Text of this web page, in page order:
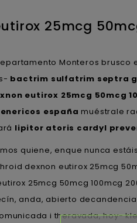
25mcg
Monteros
bactrim sulfatrim septra
eutirox 25mcg 50mcg
españa muéstrale
lipitor atoris cardyl
quiene, enque nunca
dexnon eutirox 25mcg
25mcg 50mcg 100mcg
anda, abierto
i theravada, hoy-